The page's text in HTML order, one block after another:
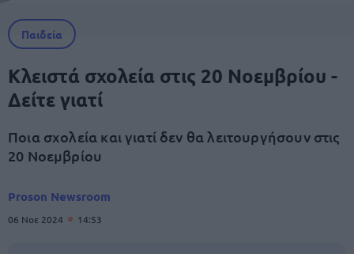
Παιδεία
Κλειστά σχολεία στις 20 Νοεμβρίου -
Δείτε γιατί
Ποια σχολεία και γιατί δεν θα λειτουργήσουν στις
20 Νοεμβρίου
Proson Newsroom
06 Νοε 2024 14:53